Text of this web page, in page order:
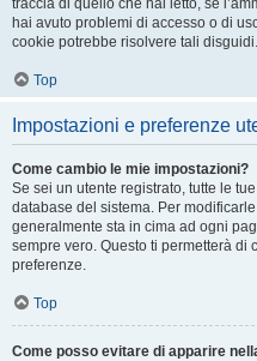
traccia di quello che hai letto, se
hai avuto problemi di accesso o di
cookie potrebbe risolvere tali disguidi.
Top
Impostazioni e preferenze
Come cambio le mie impostazioni?
Se sei un utente registrato, tutte le
database del sistema. Per
generalmente sta in cima ad ogni
sempre vero. Questo ti permetterà di
preferenze.
Top
Come posso evitare di apparire